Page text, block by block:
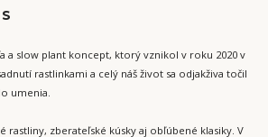
a slow plant koncept, ktorý vznikol v roku 2020 v
rastlinkami a celý náš život sa odjakživa točil
umenia.
rastliny, zberateľské kúsky aj obľúbené klasiky. V